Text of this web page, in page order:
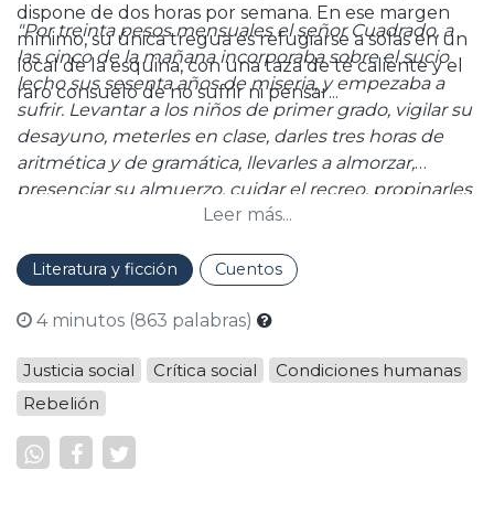
dispone de dos horas por semana. En ese margen
mínimo, su única tregua es refugiarse a solas en un
local de la esquina, con una taza de té caliente y el
raro consuelo de no sufrir ni pensar...
"Por treinta pesos mensuales el señor Cuadrado, a
las cinco de la mañana incorporaba sobre el sucio
lecho sus sesenta años de miseria, y empezaba a
sufrir. Levantar a los niños de primer grado, vigilar su
desayuno, meterles en clase, darles tres horas de
aritmética y de gramática, llevarles a almorzar,
presenciar su almuerzo, cuidar el recreo, propinarles
otras tres horas de gramática y de aritmética,
conducirles al dormitorio, estar alerta hasta las 10 de
comenzar al día siguiente... todo eso hacía el señor
Leer más...
Literatura y ficción Cuentos
4 minutos (863 palabras)
Justicia social Crítica social
Condiciones humanas
Rebelión